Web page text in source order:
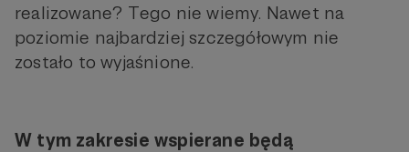
realizowane? Tego nie wiemy. Nawet na
poziomie najbardziej szczegółowym nie
zostało to wyjaśnione.
W tym zakresie wspierane będą